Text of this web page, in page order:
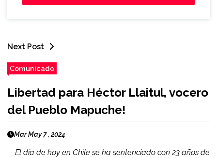
Next Post
Comunicado
Libertad para Héctor Llaitul, vocero
del Pueblo Mapuche!
Mar May 7 , 2024
El día de hoy en Chile se ha sentenciado con 23 años de